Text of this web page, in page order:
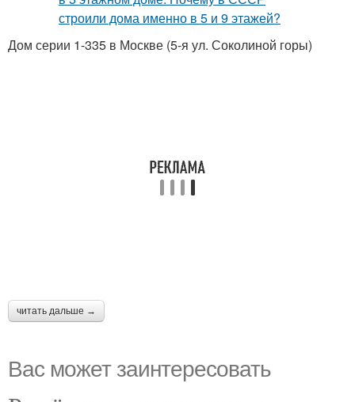
Дом серии 1-335 в Москве (5-я ул. Соколиной горы)
читать дальше →
Вас может заинтересовать